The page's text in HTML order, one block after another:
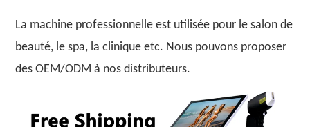
La machine professionnelle est utilisée pour le salon de
beauté, le spa, la clinique etc. Nous pouvons proposer
des OEM/ODM à nos distributeurs.